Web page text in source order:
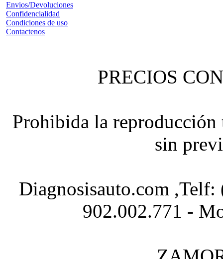
Envios/Devoluciones
Confidencialidad
Condiciones de uso
Contactenos
PRECIOS
Prohibida la
sin
Diagnosisauto.com
902.002.771 -